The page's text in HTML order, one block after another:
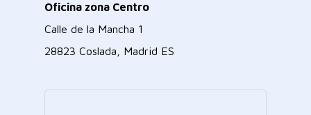
Oficina zona Centro
Calle de la Mancha 1
28823 Coslada, Madrid ES